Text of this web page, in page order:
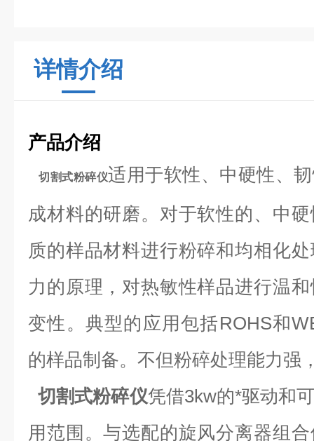
详情介绍
产品介绍
切割式粉碎仪适用于软性、中硬性、
成材料的研磨。对于软性的、中
质的样品材料进行粉碎和均相化
力的原理，对热敏性样品进行温
变性。典型的应用包括ROHS和
的样品制备。不但粉碎处理能力强
切割式粉碎仪凭借3kw的*驱动和
用范围。与选配的旋风分离器组